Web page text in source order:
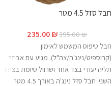
חבל סזל 4.5 מטר
395.00₪
235.00₪
חבל טיפוס המשמש לאימון
(קרוספיט/נינג'ה/צה"ל). מגיע עם אביזר
תליה יעודי בצד אחד ושרוול סיומת בצידו
השני. חבל סזל נינג'ה באורך 4.5 מטר